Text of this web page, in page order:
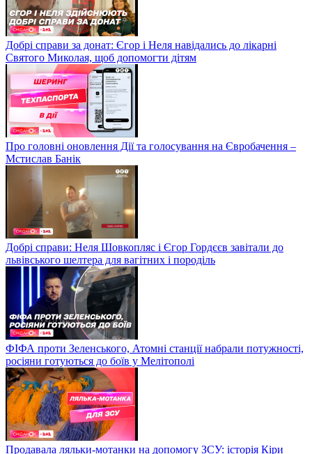
Добрі справи за донат: Єгор і Неля навідались до лікарні
Святого Миколая, щоб допомогти дітям
Про головні оновлення Дії та голосування на Євробачення –
Мстислав Банік
Добрі справи: Неля Шовкопляс і Єгор Гордєєв завітали до
львівського шелтера для вагітних і породіль
ФІФА проти Зеленського, Атомні станції набрали потужності,
росіяни готуються до боїв у Мелітополі
Продавала ляльки-мотанки на допомогу ЗСУ: історія Кіри